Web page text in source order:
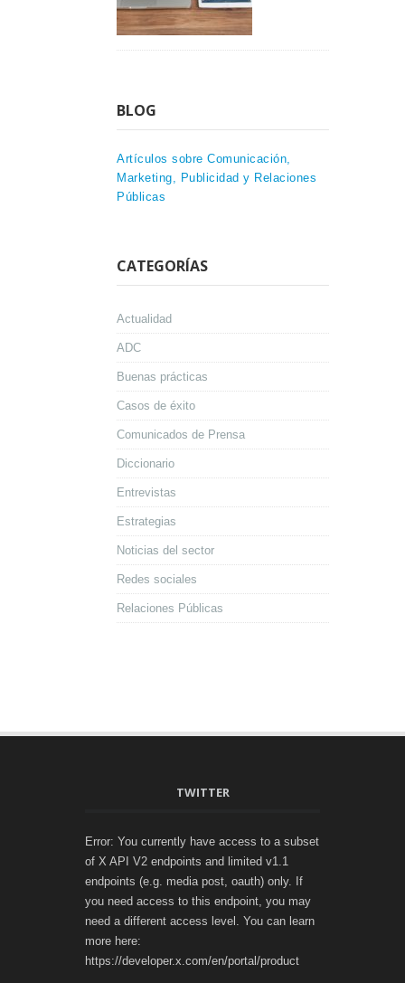
BLOG
Artículos sobre Comunicación,
Marketing, Publicidad y Relaciones
Públicas
CATEGORÍAS
Actualidad
ADC
Buenas prácticas
Casos de éxito
Comunicados de Prensa
Diccionario
Entrevistas
Estrategias
Noticias del sector
Redes sociales
Relaciones Públicas
TWITTER
Error: You currently have access to a subset
of X API V2 endpoints and limited v1.1
endpoints (e.g. media post, oauth) only. If
you need access to this endpoint, you may
need a different access level. You can learn
more here:
https://developer.x.com/en/portal/product